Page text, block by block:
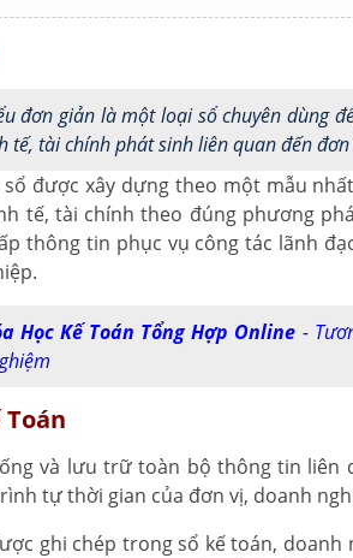
đơn giản là một loại sổ chuyên dùng
tế, tài chính phát sinh liên quan đến
được xây dựng theo một mẫu
tế, tài chính theo đúng phương
thông tin phục vụ công tác lãnh
Học Kế Toán Tổng Hợp Online -
Toán
và lưu trữ toàn bộ thông tin
tự thời gian của đơn vị, doanh
ghi chép trong sổ kế toán,